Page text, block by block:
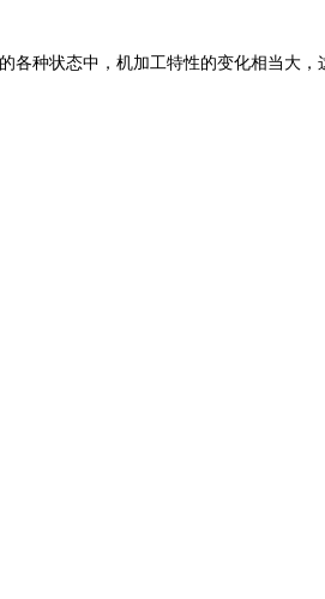
各种状态中，机加工特性的变化相当大